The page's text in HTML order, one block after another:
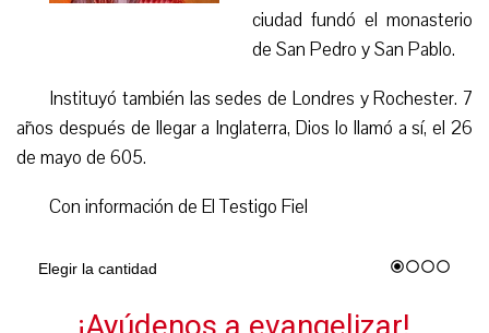
ciudad fundó el monasterio
de San Pedro y San Pablo.
Instituyó también las sedes de Londres y Rochester. 7
años después de llegar a Inglaterra, Dios lo llamó a sí, el 26
de mayo de 605.
Con información de El Testigo Fiel